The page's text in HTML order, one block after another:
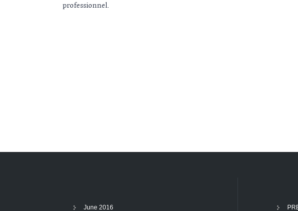
professionnel.
June 2016